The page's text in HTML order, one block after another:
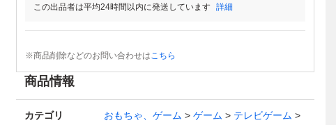
この出品者は平均24時間以内に発送しています 詳細
※商品削除などのお問い合わせはこちら
商品情報
カテゴリ おもちゃ、ゲーム ゲーム
テレビゲーム